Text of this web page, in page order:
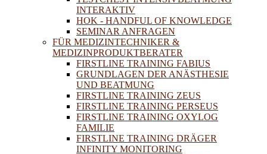
INTERAKTIV
HOK - HANDFUL OF KNOWLEDGE
SEMINAR ANFRAGEN
FÜR MEDIZINTECHNIKER &
MEDIZINPRODUKTBERATER
FIRSTLINE TRAINING FABIUS
GRUNDLAGEN DER ANÄSTHESIE
UND BEATMUNG
FIRSTLINE TRAINING ZEUS
FIRSTLINE TRAINING PERSEUS
FIRSTLINE TRAINING OXYLOG
FAMILIE
FIRSTLINE TRAINING DRÄGER
INFINITY MONITORING